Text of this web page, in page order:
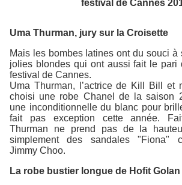
festival de Cannes
Uma Thurman, jury sur la Croisette
Mais les bombes latines ont du souci à
jolies blondes qui ont aussi fait le pari
festival de Cannes.
Uma Thurman, l’actrice de Kill Bill et
choisi une robe Chanel de la saison
une inconditionnelle du blanc pour
fait pas exception cette année.
Thurman ne prend pas de la
simplement des sandales "Fiona"
Jimmy Choo.
La robe bustier longue de Hofit Golan